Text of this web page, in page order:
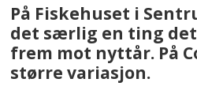
På Fiskehuset i
det særlig en ting det
frem mot nyttår. På
større variasjon.